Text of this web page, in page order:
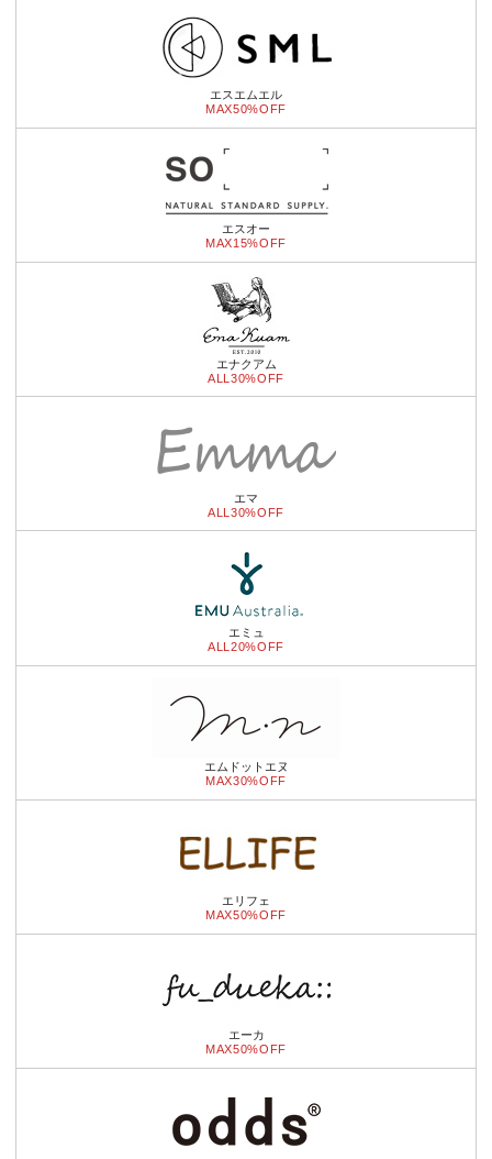
エスエムエル
MAX50%OFF
エスオー
MAX15%OFF
エナクアム
ALL30%OFF
エマ
ALL30%OFF
エミュ
ALL20%OFF
エムドットエヌ
MAX30%OFF
エリフェ
MAX50%OFF
エーカ
MAX50%OFF